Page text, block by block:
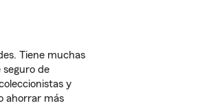
Tiene muchas
seguro de
y
ahorrar más